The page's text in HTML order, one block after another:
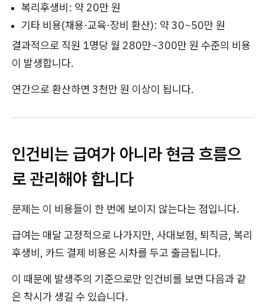
복리후생비: 약 20만 원
기타 비용(채용·교육·장비 환산): 약 30~50만 원
결과적으로 직원 1명당 월 280만~300만 원 수준의 비용
이 발생합니다.
연간으로 환산하면 3천만 원 이상이 됩니다.
인건비는 급여가 아니라 현금 흐름으
로 관리해야 합니다
문제는 이 비용들이 한 번에 보이지 않는다는 점입니다.
급여는 매달 고정적으로 나가지만, 사대보험, 퇴직금, 복리
후생비, 카드 결제 비용은 시차를 두고 출금됩니다.
이 때문에 발생주의 기준으로만 인건비를 보면 다음과 같
은 착시가 생길 수 있습니다.